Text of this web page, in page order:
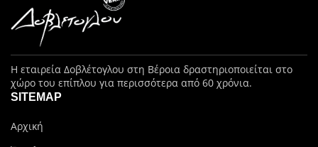
Η εταιρεία Δοβλέτογλου στη Βέροια δραστηριοποιείται στο
χώρο του επίπλου για περισσότερα από 60 χρόνια.
SITEMAP
Αρχική